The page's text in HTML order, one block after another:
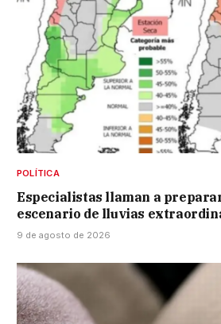
POLÍTICA
Especialistas llaman a
escenario de lluvias
9 de agosto de 2026